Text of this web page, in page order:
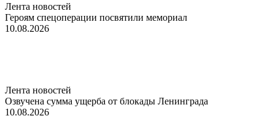
Лента новостей
Героям спецоперации посвятили мемориал
10.08.2026
Лента новостей
Озвучена сумма ущерба от блокады Ленинграда
10.08.2026